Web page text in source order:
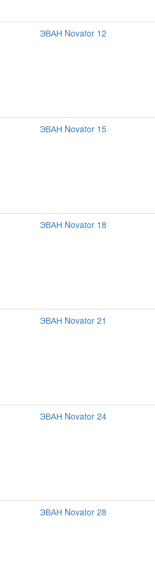
ЭВАН Novator 12
ЭВАН Novator 15
ЭВАН Novator 18
ЭВАН Novator 21
ЭВАН Novator 24
ЭВАН Novator 28